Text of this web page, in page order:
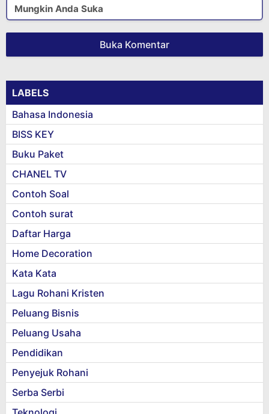
Mungkin Anda Suka
Buka Komentar
LABELS
Bahasa Indonesia
BISS KEY
Buku Paket
CHANEL TV
Contoh Soal
Contoh surat
Daftar Harga
Home Decoration
Kata Kata
Lagu Rohani Kristen
Peluang Bisnis
Peluang Usaha
Pendidikan
Penyejuk Rohani
Serba Serbi